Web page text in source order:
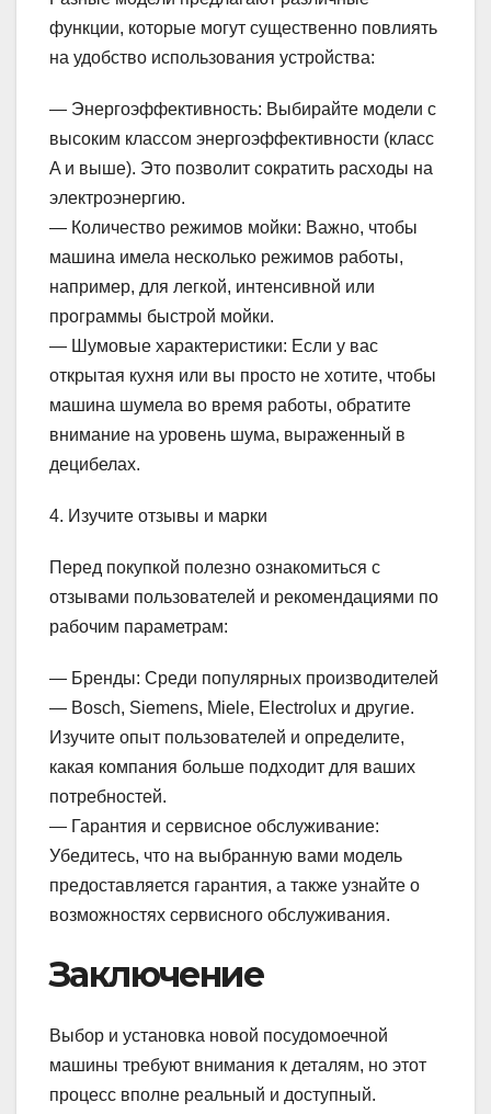
функции, которые могут существенно повлиять
на удобство использования устройства:
— Энергоэффективность: Выбирайте модели с
высоким классом энергоэффективности (класс
A и выше). Это позволит сократить расходы на
электроэнергию.
— Количество режимов мойки: Важно, чтобы
машина имела несколько режимов работы,
например, для легкой, интенсивной или
программы быстрой мойки.
— Шумовые характеристики: Если у вас
открытая кухня или вы просто не хотите, чтобы
машина шумела во время работы, обратите
внимание на уровень шума, выраженный в
децибелах.
4. Изучите отзывы и марки
Перед покупкой полезно ознакомиться с
отзывами пользователей и рекомендациями по
рабочим параметрам:
— Бренды: Среди популярных производителей
— Bosch, Siemens, Miele, Electrolux и другие.
Изучите опыт пользователей и определите,
какая компания больше подходит для ваших
потребностей.
— Гарантия и сервисное обслуживание:
Убедитесь, что на выбранную вами модель
предоставляется гарантия, а также узнайте о
возможностях сервисного обслуживания.
Заключение
Выбор и установка новой посудомоечной
машины требуют внимания к деталям, но этот
процесс вполне реальный и доступный.